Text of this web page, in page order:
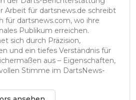
Arbeit für dartsnews.de schreibt
für dartsnews.com, wo ihre
Publikum erreichen.
sich durch Präzision,
und ein tiefes Verständnis für
aus – Eigenschaften,
Stimme im DartsNews-